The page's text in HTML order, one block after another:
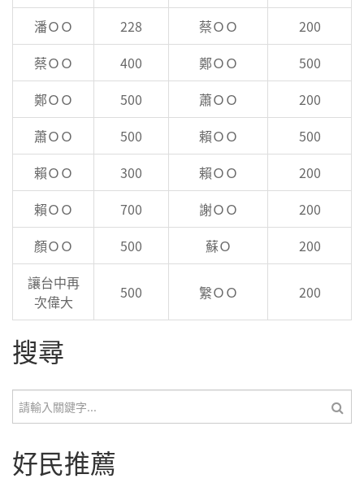
潘ＯＯ
228 蔡ＯＯ
200
蔡ＯＯ
400 鄭ＯＯ
500
鄭ＯＯ
500 蕭ＯＯ
200
蕭ＯＯ
500 賴ＯＯ
500
賴ＯＯ
300 賴ＯＯ
200
賴ＯＯ
700 謝ＯＯ
200
顏ＯＯ
500 蘇Ｏ
200
讓台中再
次偉大
500 䌓ＯＯ 200
搜尋
搜尋
好民推薦